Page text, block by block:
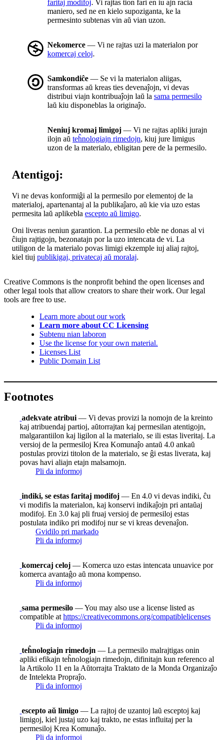
faritaj modifoj. Vi rajtas tion fari en iu ajn racia
maniero, sed ne en kielo supoziganta, ke la
permesinto subtenas vin aŭ vian uzon.
Nekomerce — Vi ne rajtas uzi la materialon por
komercaj celoj.
Samkondiĉe — Se vi la materialon aliigas,
transformas aŭ kreas ties devenaĵojn, vi devas
distribui viajn kontribuaĵojn laŭ la sama permesilo
laŭ kiu disponeblas la originaĵo.
Neniuj kromaj limigoj — Vi ne rajtas apliki jurajn
ilojn aŭ teĥnologiajn rimedojn, kiuj jure limigus
uzon de la materialo, ebligitan pere de la permesilo.
Atentigoj:
Vi ne devas konformiĝi al la permesilo por elementoj de la
materialoj, apartenantaj al la publikaĵaro, aŭ kie via uzo estas
permesita laŭ aplikebla escepto aŭ limigo.
Oni liveras neniun garantion. La permesilo eble ne donas al vi
ĉiujn rajtigojn, bezonatajn por la uzo intencata de vi. La
utiligon de la materialo povas limigi ekzemple iuj aliaj rajtoj,
kiel tiuj publikigaj, privatecaj aŭ moralaj.
Creative Commons is the nonprofit behind the open licenses and
other legal tools that allow creators to share their work. Our legal
tools are free to use.
Learn more about our work
Learn more about CC Licensing
Subtenu nian laboron
Use the license for your own material.
Licenses List
Public Domain List
Footnotes
adekvate atribui — Vi devas provizi la nomojn de la kreinto
kaj atribuendaj partioj, aŭtorrajtan kaj permesilan atentigojn,
malgarantiilon kaj ligilon al la materialo, se ili estas liveritaj. La
versioj de la permesiloj Krea Komunaĵo antaŭ 4.0 ankaŭ
postulas provizi titolon de la materialo, se ĝi estas liverata, kaj
povas havi aliajn etajn malsamojn.
Pli da informoj
indiki, se estas faritaj modifoj — En 4.0 vi devas indiki, ĉu
vi modifis la materialon, kaj konservi indikaĵojn pri antaŭaj
modifoj. En 3.0 kaj pli fruaj versioj de permesiloj estas
postulata indiko pri modifoj nur se vi kreas devenaĵon.
Gvidilo pri markado
Pli da informoj
komercaj celoj — Komerca uzo estas intencata unuavice por
komerca avantaĝo aŭ mona kompenso.
Pli da informoj
sama permesilo — You may also use a license listed as
compatible at https://creativecommons.org/compatiblelicenses
Pli da informoj
teĥnologiajn rimedojn — La permesilo malrajtigas onin
apliki efikajn teĥnologiajn rimedojn, difinitajn kun referenco al
la Artikolo 11 en la Aŭtorrajta Traktato de la Monda Organizaĵo
de Intelekta Propraĵo.
Pli da informoj
escepto aŭ limigo — La rajtoj de uzantoj laŭ esceptoj kaj
limigoj, kiel justaj uzo kaj trakto, ne estas influitaj per la
permesiloj Krea Komunaĵo.
Pli da informoj